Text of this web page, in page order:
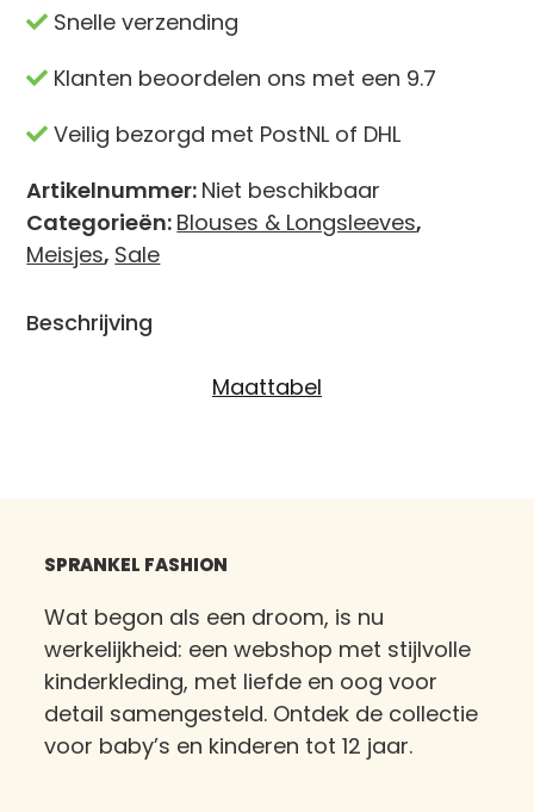
Beauty
Bruin
Snelle verzending
Klanten beoordelen ons met een 9.7
Veilig bezorgd met PostNL of DHL
Artikelnummer: Niet beschikbaar
Categorieën: Blouses & Longsleeves,
Meisjes, Sale
Beschrijving
Maattabel
SPRANKEL FASHION
Wat begon als een droom, is nu
werkelijkheid: een webshop met stijlvolle
kinderkleding, met liefde en oog voor
detail samengesteld. Ontdek de collectie
voor baby’s en kinderen tot 12 jaar.